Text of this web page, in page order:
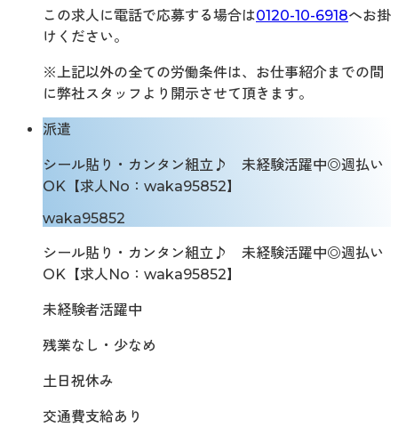
この求人に電話で応募する場合は0120-10-6918へお掛
けください。
※上記以外の全ての労働条件は、お仕事紹介までの間
に弊社スタッフより開示させて頂きます。
派遣
シール貼り・カンタン組立♪ 未経験活躍中◎週払い
OK【求人No：waka95852】
waka95852
シール貼り・カンタン組立♪ 未経験活躍中◎週払い
OK【求人No：waka95852】
未経験者活躍中
残業なし・少なめ
土日祝休み
交通費支給あり